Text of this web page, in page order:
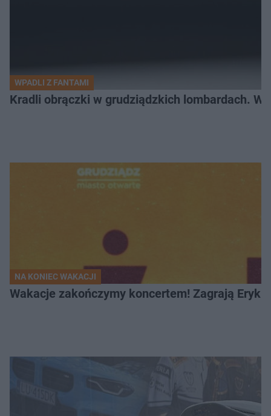
WPADLI Z FANTAMI
Kradli obrączki w grudziądzkich lombardach.
NA KONIEC WAKACJI
Wakacje zakończymy koncertem! Zagrają Eryk